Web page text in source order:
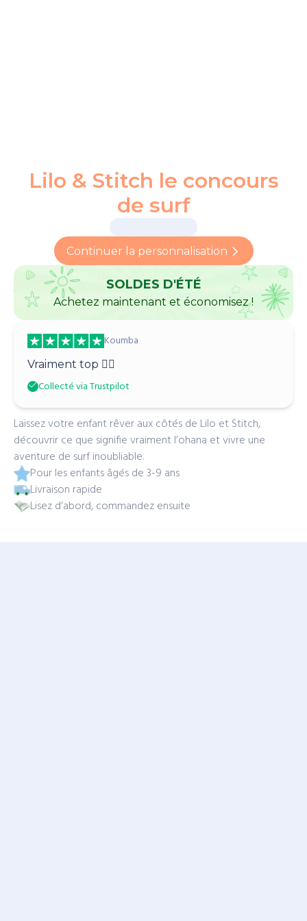
Lilo & Stitch le concours
de surf
Continuer la personnalisation
SOLDES D'ÉTÉ
Achetez maintenant et économisez !
Koumba
Vraiment top 👌🏾
Collecté via Trustpilot
Laissez votre enfant rêver aux côtés de Lilo et Stitch,
découvrir ce que signifie vraiment l’ohana et vivre une
aventure de surf inoubliable.
Pour les enfants âgés de 3-9 ans
Livraison rapide
Lisez d’abord, commandez ensuite